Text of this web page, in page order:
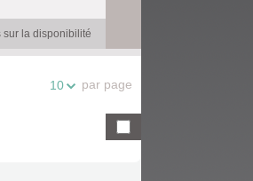
sur la disponibilité
10 par page